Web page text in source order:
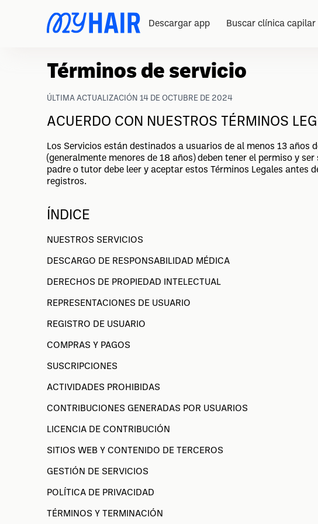
Descargar app Buscar clínica capilar
Términos de servicio
ÚLTIMA ACTUALIZACIÓN 14 DE OCTUBRE DE 2024
ACUERDO CON NUESTROS TÉRMINOS
Los Servicios están destinados a usuarios de al menos 13 años
(generalmente menores de 18 años) deben tener el permiso y
padre o tutor debe leer y aceptar estos Términos Legales antes
registros.
ÍNDICE
NUESTROS SERVICIOS
DESCARGO DE RESPONSABILIDAD MÉDICA
DERECHOS DE PROPIEDAD INTELECTUAL
REPRESENTACIONES DE USUARIO
REGISTRO DE USUARIO
COMPRAS Y PAGOS
SUSCRIPCIONES
ACTIVIDADES PROHIBIDAS
CONTRIBUCIONES GENERADAS POR USUARIOS
LICENCIA DE CONTRIBUCIÓN
SITIOS WEB Y CONTENIDO DE TERCEROS
GESTIÓN DE SERVICIOS
POLÍTICA DE PRIVACIDAD
TÉRMINOS Y TERMINACIÓN